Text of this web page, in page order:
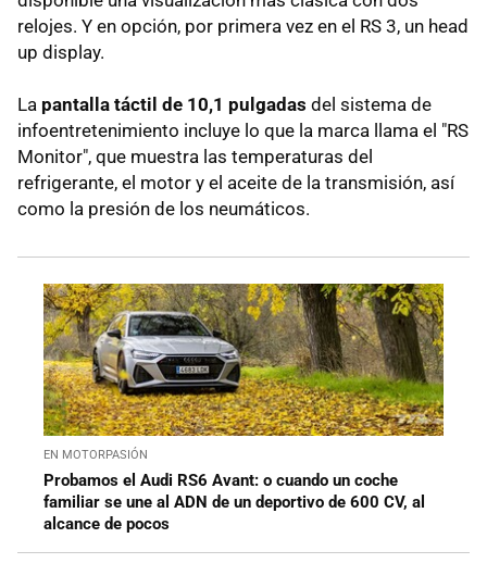
relojes. Y en opción, por primera vez en el RS 3, un head
up display.
La pantalla táctil de 10,1 pulgadas del sistema de
infoentretenimiento incluye lo que la marca llama el "RS
Monitor", que muestra las temperaturas del
refrigerante, el motor y el aceite de la transmisión, así
como la presión de los neumáticos.
EN MOTORPASIÓN
Probamos el Audi RS6 Avant: o cuando un coche
familiar se une al ADN de un deportivo de 600 CV, al
alcance de pocos